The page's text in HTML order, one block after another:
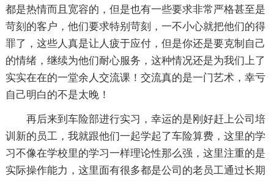
都是热情而且宽容的，但是也有一些要求非常严格甚至是
苛刻的客户，他们要求特别苛刻，一不小心就把他们的得
罪了，这些人真是让人疲于应付，但是你还是要克制自己
的情绪，继续为他们耐心服务，这种情况还是为我们上了
实实在在的一堂余人交流课！交流真的是一门艺术，幸亏
自己明白的不是太晚！
再后来到车险部进行实习，幸运的是刚好赶上公司培
训新的员工，我就跟他们一起学起了车险算费，这里的学
习不像在学校里的学习一样理论性那么强，这里注重的是
实际操作能力，这里面有很多都是公司的老员工通过长期